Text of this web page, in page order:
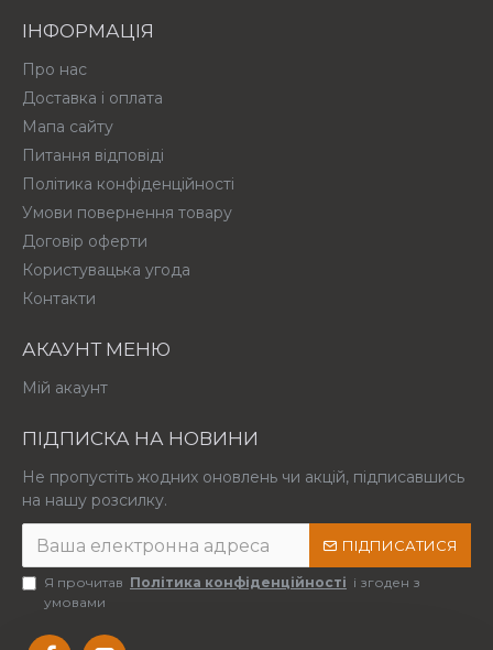
ІНФОРМАЦІЯ
Про нас
Доставка і оплата
Мапа сайту
Питання відповіді
Політика конфіденційності
Умови повернення товару
Договір оферти
Користувацька угода
Контакти
АКАУНТ МЕНЮ
Мій акаунт
ПІДПИСКА НА НОВИНИ
Не пропустіть жодних оновлень чи акцій, підписавшись
на нашу розсилку.
ПІДПИСАТИСЯ
Я прочитав Політика конфіденційності і згоден з
умовами